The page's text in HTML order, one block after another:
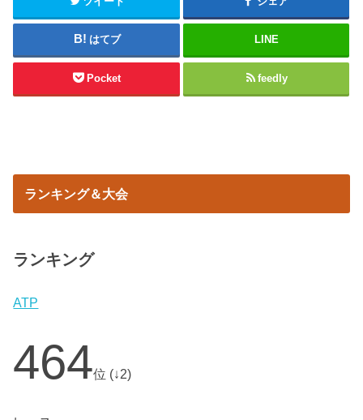
はてブ LINE
Pocket feedly
ランキング＆大会
ランキング
ATP
464位 (↓2)